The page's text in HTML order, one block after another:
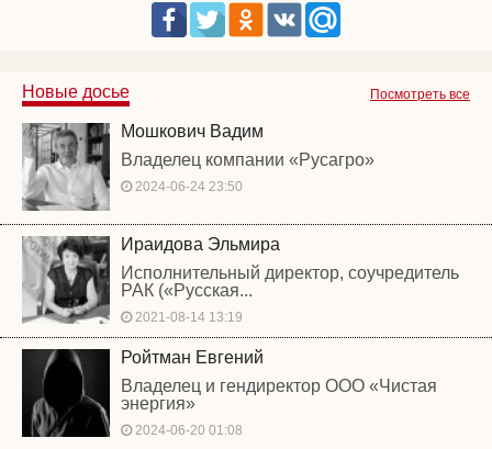
Посмотреть все
Новые досье
Мошкович Вадим
Владелец компании «Русагро»
2024-06-24 23:50
Ираидова Эльмира
Исполнительный директор, соучредитель
РАК («Русская...
2021-08-14 13:19
Ройтман Евгений
Владелец и гендиректор ООО «Чистая
энергия»
2024-06-20 01:08